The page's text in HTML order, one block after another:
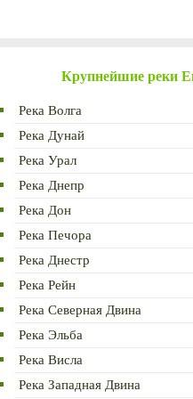
Крупнейшие реки
Река Волга
Река Дунай
Река Урал
Река Днепр
Река Дон
Река Печора
Река Днестр
Река Рейн
Река Северная Двина
Река Эльба
Река Висла
Река Западная Двина